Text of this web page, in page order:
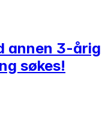
annen 3-årig
søkes!